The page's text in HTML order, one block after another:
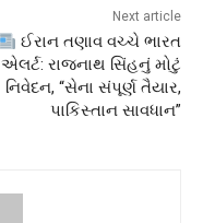
Next article
ઈરાન તણાવ વચ્ચે ભારત
એલર્ટ: રાજનાથ સિંહનું મોટું
નિવેદન, “સેના સંપૂર્ણ તૈયાર,
પાકિસ્તાન સાવધાન”